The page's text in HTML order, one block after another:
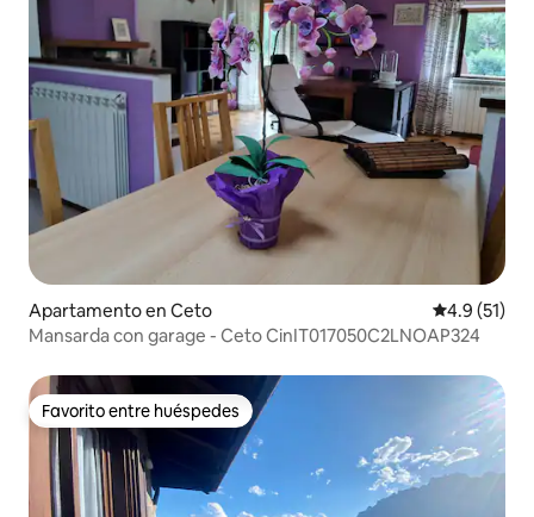
Apartamento en Ceto Calificación
4.9 (51)
Mansarda con garage - Ceto CinIT017050C2LNOAP324
Favorito entre huéspedes
Favorito entre huéspedes